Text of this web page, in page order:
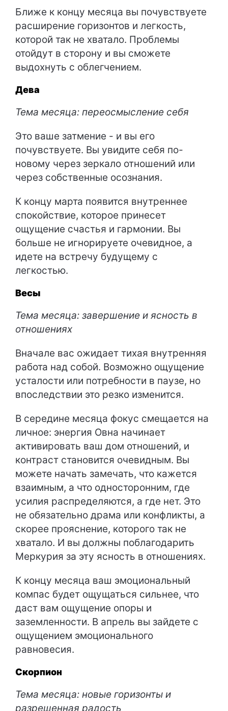
Ближе к концу месяца вы почувствуете
расширение горизонтов и легкость,
которой так не хватало. Проблемы
отойдут в сторону и вы сможете
выдохнуть с облегчением.
Дева
Тема месяца: переосмысление себя
Это ваше затмение - и вы его
почувствуете. Вы увидите себя по-
новому через зеркало отношений или
через собственные осознания.
К концу марта появится внутреннее
спокойствие, которое принесет
ощущение счастья и гармонии. Вы
больше не игнорируете очевидное, а
идете на встречу будущему с
легкостью.
Весы
Тема месяца: завершение и ясность в
отношениях
Вначале вас ожидает тихая внутренняя
работа над собой. Возможно ощущение
усталости или потребности в паузе, но
впоследствии это резко изменится.
В середине месяца фокус смещается на
личное: энергия Овна начинает
активировать ваш дом отношений, и
контраст становится очевидным. Вы
можете начать замечать, что кажется
взаимным, а что односторонним, где
усилия распределяются, а где нет. Это
не обязательно драма или конфликты, а
скорее прояснение, которого так не
хватало. И вы должны поблагодарить
Меркурия за эту ясность в отношениях.
К концу месяца ваш эмоциональный
компас будет ощущаться сильнее, что
даст вам ощущение опоры и
заземленности. В апрель вы зайдете с
ощущением эмоционального
равновесия.
Скорпион
Тема месяца: новые горизонты и
разрешенная радость